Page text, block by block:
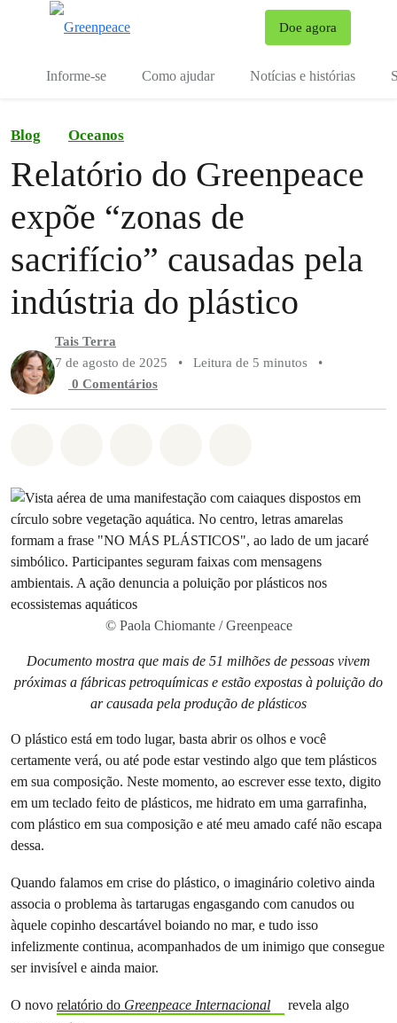
Doe agora
Informe-se Como ajudar Notícias e histórias
Blog Oceanos
Relatório do Greenpeace
expõe “zonas de
sacrifício” causadas pela
indústria do plástico
Tais Terra
7 de agosto de 2025
• Leitura de 5 minutos
•
0 Comentários
© Paola Chiomante / Greenpeace
Documento mostra que mais de 51 milhões de pessoas vivem
próximas a fábricas petroquímicas e estão expostas à poluição do
ar causada pela produção de plásticos
O plástico está em todo lugar, basta abrir os olhos e você
certamente verá, ou até pode estar vestindo algo que tem plásticos
em sua composição. Neste momento, ao escrever esse texto, digito
em um teclado feito de plásticos, me hidrato em uma garrafinha,
com plástico em sua composição e até meu amado café não escapa
dessa.
Quando falamos em crise do plástico, o imaginário coletivo ainda
associa o problema às tartarugas engasgando com canudos ou
àquele copinho descartável boiando no mar, e tudo isso
infelizmente continua, acompanhados de um inimigo que consegue
ser invisível e ainda maior.
O novo relatório do Greenpeace Internacional
revela algo